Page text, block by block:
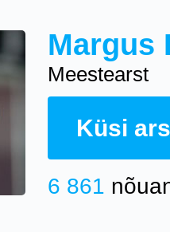
Margus
Meestearst
Küsi
6 861